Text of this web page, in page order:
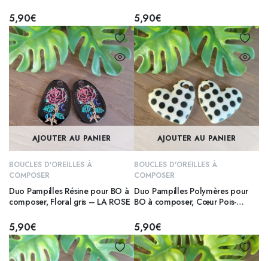
5,90€ 5,90€
AJOUTER AU PANIER
BOUCLES D'OREILLES À
COMPOSER
Duo Pampilles Résine pour BO à
composer, Floral gris – LA ROSE
5,90€
AJOUTER AU PANIER
BOUCLES D'OREILLES À
COMPOSER
Duo Pampilles Polymères pour
BO à composer, Cœur Pois-
5,90€